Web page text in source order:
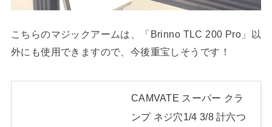
こちらのマジックアームは、「Brinno TLC 200 Pro」以
外にも使用できますので、今後重宝しそうです！
CAMVATE スーパー クラ
ンプ ネジ穴1/4 3/8 計六つ